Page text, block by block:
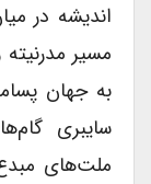
اندیشه در
مسیر
به جهان
سایبری
ملت‌های مبدع